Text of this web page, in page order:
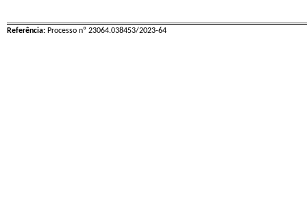
Referência: Processo nº 23064.038453/2023-64